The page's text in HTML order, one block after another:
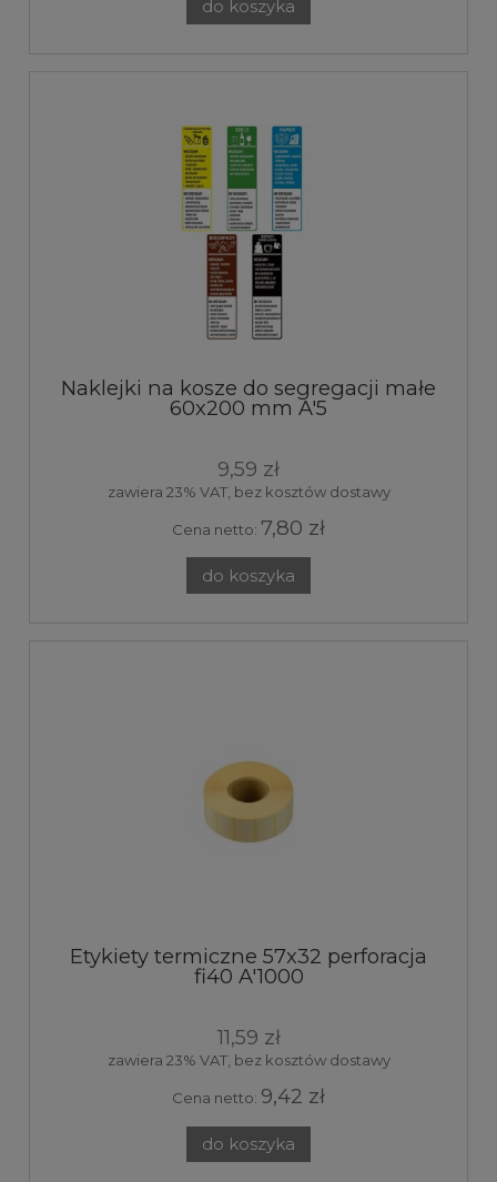
do koszyka
Naklejki na kosze do segregacji małe
60x200 mm A'5
9,59 zł
zawiera 23% VAT, bez kosztów dostawy
Cena netto: 7,80 zł
do koszyka
Etykiety termiczne 57x32 perforacja
fi40 A'1000
11,59 zł
zawiera 23% VAT, bez kosztów dostawy
Cena netto: 9,42 zł
do koszyka